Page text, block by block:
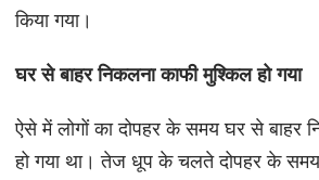
किया गया।
घर से बाहर निकलना काफी मुश्किल हो गया
ऐसे में लोगों का दोपहर के समय घर से बाहर
हो गया था। तेज धूप के चलते दोपहर के